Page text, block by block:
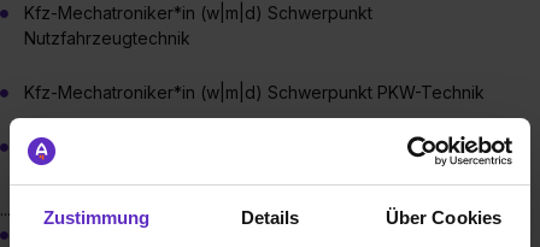
Zustimmung Details Über Cookies
Kfz-Mechatroniker*in (w|m|d) Schwerpunkt
Nutzfahrzeugtechnik
Kfz-Mechatroniker*in (w|m|d) Schwerpunkt PKW-Technik
Umwelttechnolog*in (w|m|d) für Wasserversorgung
...für die, die anpacken wollen:
Fachlagerist*in (w|m|d)